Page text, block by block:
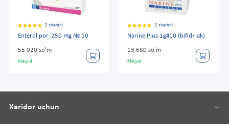
2 sharhni
Enterol por. 250 mg № 10
55 020 so'm
Mavjud
2 sharhni
Narine Plus 1g#10 (bifid+lak)
13 680 so'm
Mavjud
Xaridor uchun